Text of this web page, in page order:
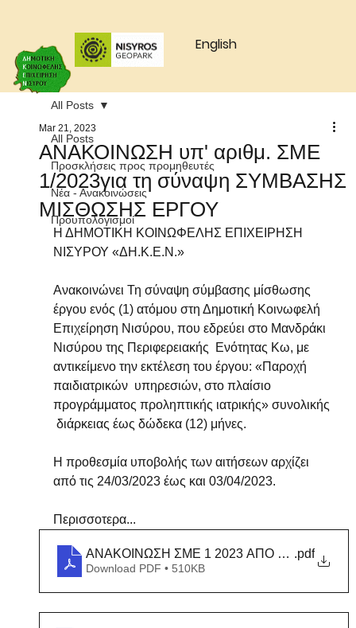
English
All Posts
Προσκλήσεις προς προμηθευτές
Νέα - Ανακοινώσεις
Προυπολογισμοί
All Posts
ΑΝΑΚΟΙΝΩΣΗ υπ' αριθμ. ΣΜΕ
1/2023για τη σύναψη ΣΥΜΒΑΣΗΣ
ΜΙΣΘΩΣΗΣ ΕΡΓΟΥ
Mar 21, 2023
Η ΔΗΜΟΤΙΚΗ ΚΟΙΝΩΦΕΛΗΣ ΕΠΙΧΕΙΡΗΣΗ
ΝΙΣΥΡΟΥ «ΔΗ.Κ.Ε.Ν.»
Ανακοινώνει Τη σύναψη σύμβασης μίσθωσης
έργου ενός (1) ατόμου στη Δημοτική Κοινωφελή
Επιχείρηση Νισύρου, που εδρεύει στο Μανδράκι
Νισύρου της Περιφερειακής  Ενότητας Κω, με
αντικείμενο την εκτέλεση του έργου: «Παροχή
παιδιατρικών  υπηρεσιών, στο πλαίσιο
προγράμματος προληπτικής ιατρικής» συνολικής
διάρκειας έως δώδεκα (12) μήνες.
Η προθεσμία υποβολής των αιτήσεων αρχίζει
από τις 24/03/2023 έως και 03/04/2023.
Περισσοτερα...
ΑΝΑΚΟΙΝΩΣΗ ΣΜΕ 1 2023 ΑΠΟ ΑΣΕΠ ΜΕ
.pdf
Download PDF • 510KB